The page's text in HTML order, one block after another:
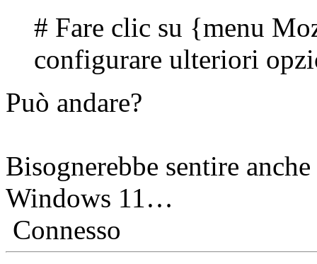
# Fare clic su {menu
configurare ulteriori
Può andare?
Bisognerebbe sentire
Windows 11…
Connesso